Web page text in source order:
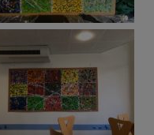
PEINTRE
MEMOIRES-
COLLEGE-2018-ANNE-
BATTOUE-ARTISTE-
PEINTRE